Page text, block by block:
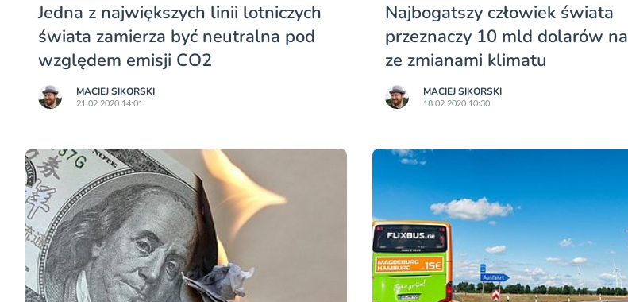
Jedna z największych linii lotniczych
świata zamierza być neutralna pod
względem emisji CO2
MACIEJ SIKORSKI
21.02.2020 14:01
Najbogatszy człowiek świata
przeznaczy 10 mld dolarów
ze zmianami klimatu
MACIEJ SIKORSKI
18.02.2020 10:30